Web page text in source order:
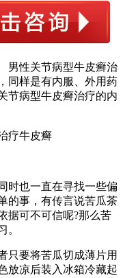
性关节病型牛皮癣治
同样是有内服、外用药
节病型牛皮癣治疗的内
也一直在寻找一些偏
的事，有传言说苦瓜茶
据可不可信呢?那么苦
。
要将苦瓜切成薄片用
放凉后装入冰箱冷藏起